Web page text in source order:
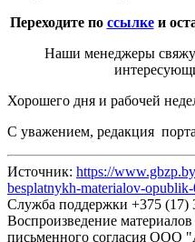
Переходите по ссылкеи
Наши менеджеры
Хорошего дня и рабочей
С уважением, редакция
Источник: https://
besplatnykh-materialov-
Служба поддержки +375 (17)
Воспроизведение
письменного согласия